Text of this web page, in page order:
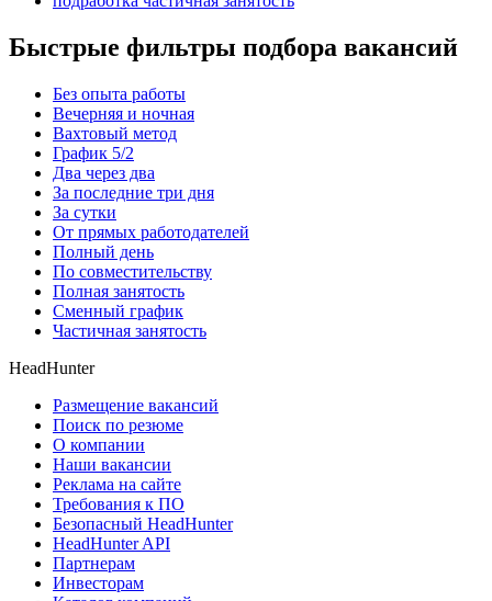
Быстрые фильтры подбора вакансий
Без опыта работы
Вечерняя и ночная
Вахтовый метод
График 5/2
Два через два
За последние три дня
За сутки
От прямых работодателей
Полный день
По совместительству
Полная занятость
Сменный график
Частичная занятость
HeadHunter
Размещение вакансий
Поиск по резюме
О компании
Наши вакансии
Реклама на сайте
Требования к ПО
Безопасный HeadHunter
HeadHunter API
Партнерам
Инвесторам